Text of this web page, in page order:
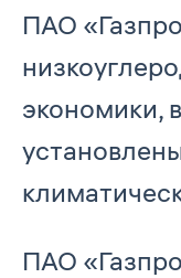
ПАО
экономики,
ПАО